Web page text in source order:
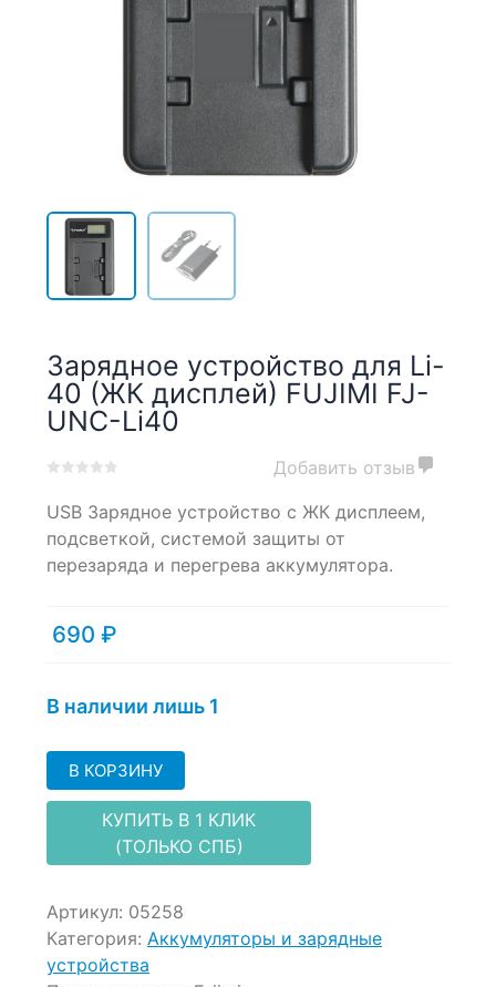
Зарядное устройство для Li-
40 (ЖК дисплей) FUJIMI FJ-
UNC-Li40
out
based
on
Добавить отзыв
USB Зарядное устройство c ЖК дисплеем,
подсветкой, системой защиты от
перезаряда и перегрева аккумулятора.
690 ₽
В наличии лишь 1
В КОРЗИНУ
КУПИТЬ В 1 КЛИК
(ТОЛЬКО СПБ)
Артикул: 05258
Категория: Аккумуляторы и зарядные
устройства